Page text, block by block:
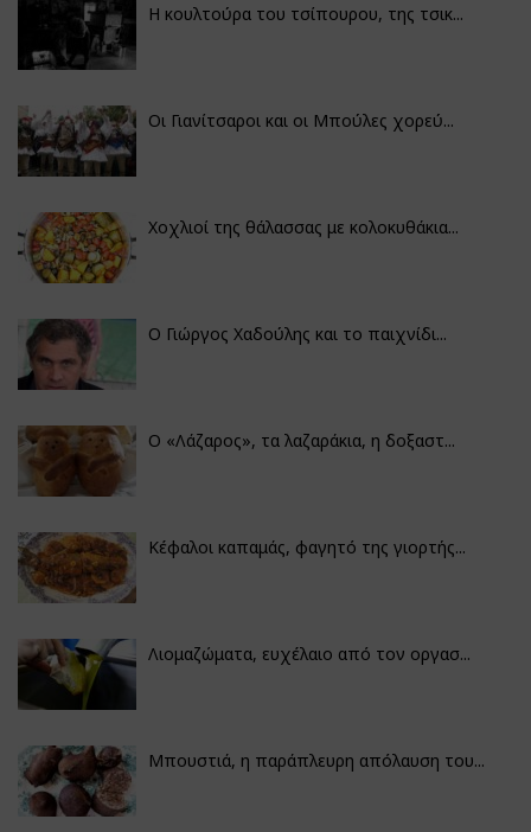
Η κουλτούρα του τσίπουρου, της τσικ...
Οι Γιανίτσαροι και οι Μπούλες χορεύ...
Χοχλιοί της θάλασσας με κολοκυθάκια...
Ο Γιώργος Χαδούλης και το παιχνίδι...
Ο «Λάζαρος», τα λαζαράκια, η δοξαστ...
Κέφαλοι καπαμάς, φαγητό της γιορτής...
Λιομαζώματα, ευχέλαιο από τον οργασ...
Μπουστιά, η παράπλευρη απόλαυση του...